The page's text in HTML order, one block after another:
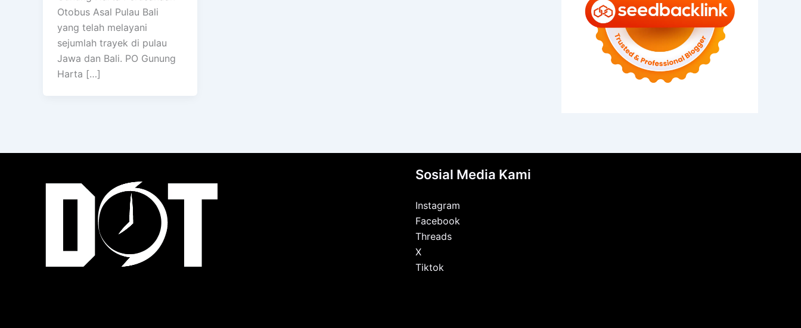
Otobus Asal Pulau Bali
yang telah melayani
sejumlah trayek di pulau
Jawa dan Bali. PO Gunung
Harta […]
Sosial Media Kami
Instagram
Facebook
Threads
X
Tiktok